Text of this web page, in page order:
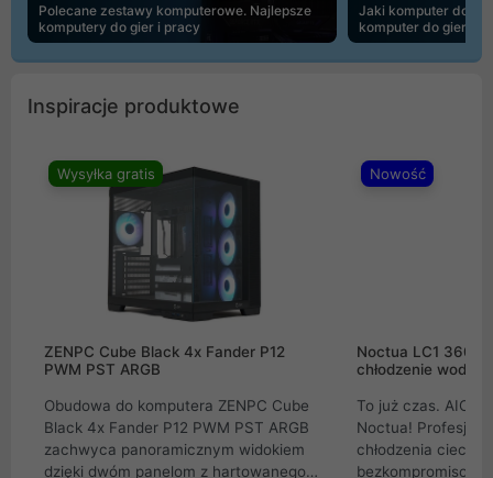
Polecane zestawy komputerowe. Najlepsze
komputery do gier i pracy
Jaki komputer do
komputer do gier |
Inspiracje produktowe
Wysyłka gratis
ZENPC Cube Black 4x Fander P12
PWM PST ARGB
Obudowa do komputera ZENPC Cube
Black 4x Fander P12 PWM PST ARGB
zachwyca panoramicznym widokiem
dzięki dwóm panelom z hartowanego
Nowość
Noctua LC1
chłodzenie wodne
To już czas. AIO
Noctua!
chłodzenia cieczą